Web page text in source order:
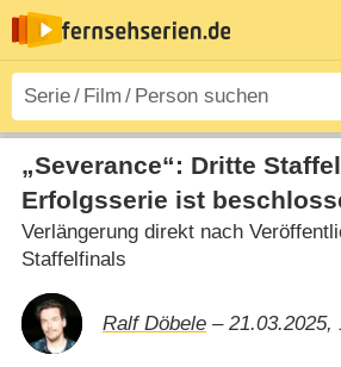
„Severance“: Dritte
Erfolgsserie ist
Verlängerung direkt nach
Staffelfinals
Ralf Döbele– 21.03.2025,